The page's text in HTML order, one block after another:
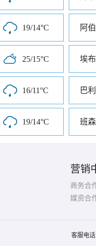
19/14°C 阿
25/15°C 埃
16/11°C 巴
19/14°C 班森
营销
商务合
媒资合
客服电